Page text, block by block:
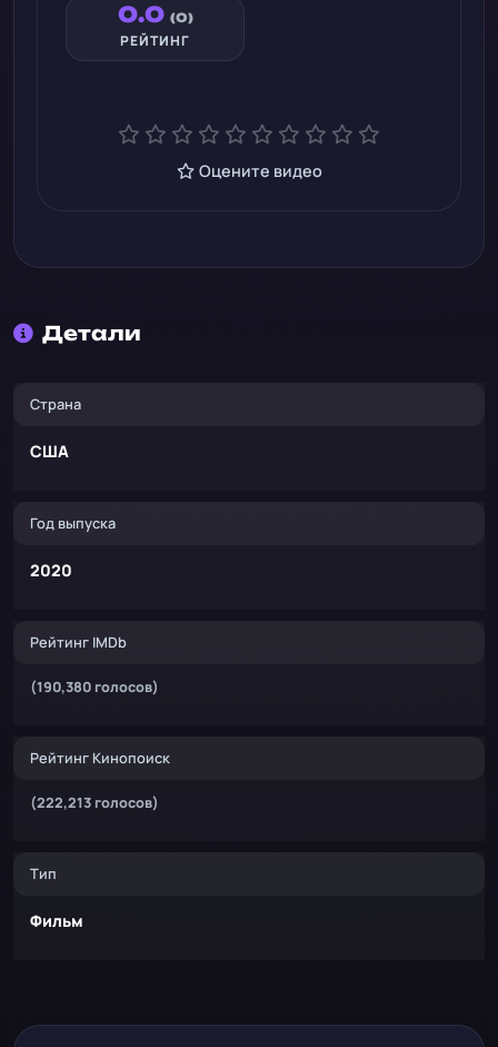
0.0 (0)
РЕЙТИНГ
Оцените видео
Детали
Страна
США
Год выпуска
2020
Рейтинг IMDb
(190,380 голосов)
Рейтинг Кинопоиск
(222,213 голосов)
Тип
Фильм